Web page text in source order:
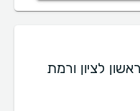
לציון ורמת